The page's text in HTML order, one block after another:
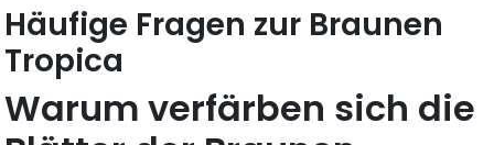
Häufige Fragen zur Braunen
Tropica
Warum verfärben sich die